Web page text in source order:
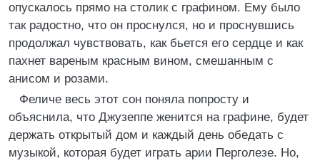
опускалось прямо на столик с графином. Ему было
так радостно, что он проснулся, но и проснувшись
продолжал чувствовать, как бьется его сердце и как
пахнет вареным красным вином, смешанным с
анисом и розами.
Феличе весь этот сон поняла попросту и
объяснила, что Джузеппе женится на графине, будет
держать открытый дом и каждый день обедать с
музыкой, которая будет играть арии Перголезе. Но,